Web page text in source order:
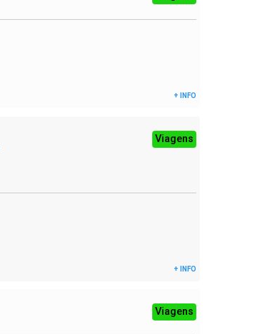
+ INFO
Viagens
+ INFO
Viagens